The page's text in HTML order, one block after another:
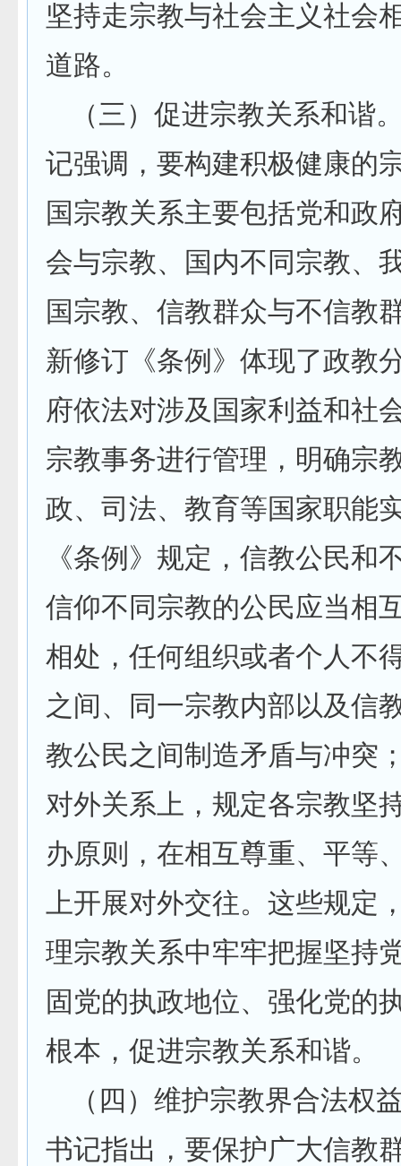
坚持走宗教与社会主义社会
道路。
（三）促进宗教关系和谐
记强调，要构建积极健康的
国宗教关系主要包括党和政
会与宗教、国内不同宗教、
国宗教、信教群众与不信教
新修订《条例》体现了政教
府依法对涉及国家利益和社
宗教事务进行管理，明确宗
政、司法、教育等国家职能
《条例》规定，信教公民和
信仰不同宗教的公民应当相
相处，任何组织或者个人不
之间、同一宗教内部以及信
教公民之间制造矛盾与冲突
对外关系上，规定各宗教坚
办原则，在相互尊重、平等
上开展对外交往。这些规定
理宗教关系中牢牢把握坚持
固党的执政地位、强化党的
根本，促进宗教关系和谐。
（四）维护宗教界合法权
书记指出，要保护广大信教